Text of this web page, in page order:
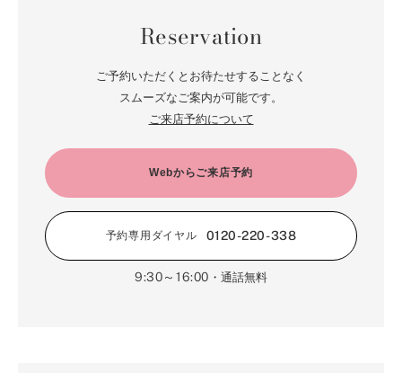
Reservation
ご予約いただくとお待たせすることなく
スムーズなご案内が可能です。
ご来店予約について
Webからご来店予約
予約専用ダイヤル 0120-220-338
9:30～16:00 ・通話無料